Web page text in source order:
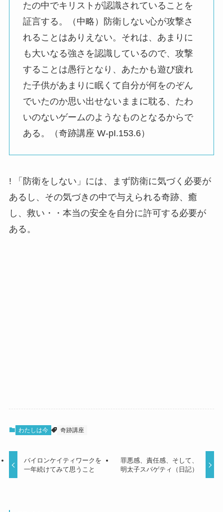
たの中でキリストが認識されていることを
証言する。（中略）防衛しない心が攻撃さ
れることはありえない。それは、あまりに
も大いなる強さを認識しているので、攻撃
することは愚行となり、あたかも遊び疲れ
た子供があまりに眠くて自分が何をのぞん
でいたのか思い出せないままに耽る、たわ
いのないゲームのようなものとなるからで
ある。（奇跡講座 W-pI.153.6）
! 「防衛をしない」には、まず防衛に気づく必要が
あるし、その気づきの中で与えられる奇跡、癒
し、救い・・本当の安全を自分に許可する必要が
ある。
わたしは今 奇跡講座
バイロンケイティワークを
一年続けてみて思うこと
罪悪感、責任感、そして、
明太子スパゲティ（日記）